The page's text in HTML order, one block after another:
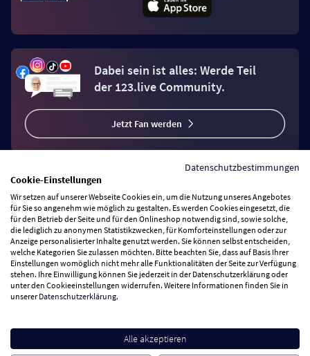
Dabei sein ist alles: Werde Teil
der 123.live Community.
Jetzt Fan werden
Vertrag widerrufen
Zahlungsarten
Wir versenden mit
Besuchen Sie uns
Datenschutzbestimmungen
Cookie-Einstellungen
Wir setzen auf unserer Webseite Cookies ein, um die Nutzung unseres Angebotes
für Sie so angenehm wie möglich zu gestalten. Es werden Cookies eingesetzt, die
für den Betrieb der Seite und für den Onlineshop notwendig sind, sowie solche,
die lediglich zu anonymen Statistikzwecken, für Komforteinstellungen oder zur
Anzeige personalisierter Inhalte genutzt werden. Sie können selbst entscheiden,
welche Kategorien Sie zulassen möchten. Bitte beachten Sie, dass auf Basis Ihrer
Einstellungen womöglich nicht mehr alle Funktionalitäten der Seite zur Verfügung
stehen. Ihre Einwilligung können Sie jederzeit in der Datenschutzerklärung oder
unter den Cookieeinstellungen widerrufen. Weitere Informationen finden Sie in
unsererDatenschutzerklärung.
Alle akzeptieren